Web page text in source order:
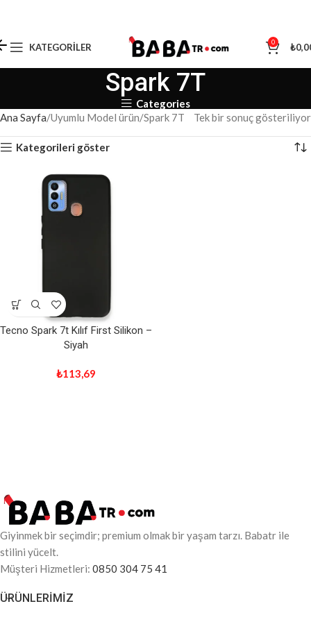
KATEGORILER 0 ₺
Spark 7T
Categories
Ana Sayfa Uyumlu Model ürün Spark 7T Tek bir sonuç gösteriliyor
Kategorileri göster
Tecno Spark 7t Kılıf First Silikon –
Siyah
₺113,69
Giyinmek bir seçimdir; premium olmak bir yaşam tarzı. Babatr ile
stilini yücelt.
Müşteri Hizmetleri: 0850 304 75 41
ÜRÜNLERIMIZ